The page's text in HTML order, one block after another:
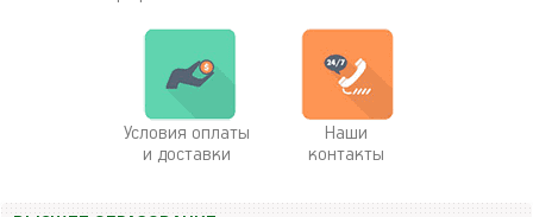
Условия оплаты
и доставки
Наши
контакты